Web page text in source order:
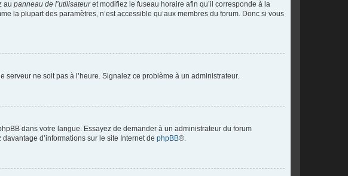
au panneau de l’utilisateuret modifiez le fuseau horaire afin qu’il corresponde à la
la plupart des paramètres, n’est accessible qu’aux membres du forum. Donc si vous
ne soit pas à l’heure. Signalez ce problème à un administrateur.
dans votre langue. Essayez de demander à un administrateur du forum
d’informations sur le site Internet de phpBB®.